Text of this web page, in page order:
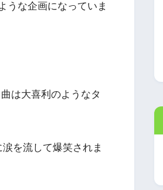
うな企画になっていま
は大喜利のようなタ
を流して爆笑されま